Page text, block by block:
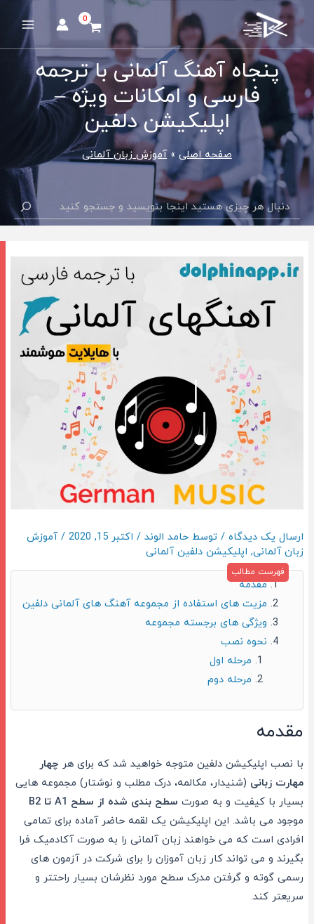
Main
Menuپنجاه آهنگ آلمانی با ترجمه
فارسی و امکانات ویژه –
اپلیکیشن دلفین
صفحه اصلی آموزش زبان آلمانی
جستجو
ارسال یک دیدگاه / توسط حامد الوند / اکتبر 15, 2020 /آموزش
زبان آلمانی, اپلیکیشن دلفین آلمانی
مقدمه
مزیت های استفاده از مجموعه آهنگ های آلمانی دلفین
ویژگی های برجسته مجموعه
نحوه نصب
مرحله اول
مرحله دوم
مقدمه
با نصب اپلیکیشن دلفین متوجه خواهید شد که برای هر چهار
مهارت زبانی(شنیدار، مکالمه، درک مطلب و نوشتار) مجموعه هایی
بسیار با کیفیت و به صورت سطح بندی شده از سطح A1 تا B2
موجود می باشد. این اپلیکیشن یک لقمه حاضر آماده برای تمامی
افرادی است که می خواهند زبان آلمانی را به صورت آکادمیک فرا
بگیرند و می تواند کار زبان آموزان را برای شرکت در آزمون های
رسمی گوته و گرفتن مدرک سطح مورد نظرشان بسیار راحتتر و
سریعتر کند.